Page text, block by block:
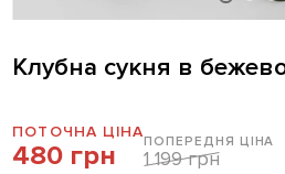
Клубна сукня в
ПОТОЧНА ЦІНА
480 грн ПОПЕРЕДНЯ ЦІНА
1 199 грн